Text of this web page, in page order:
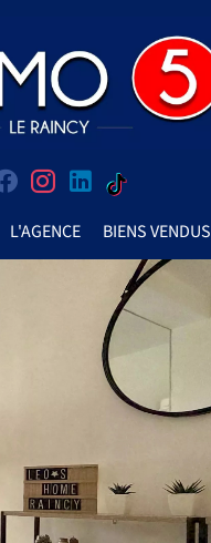
L'AGENCE BIENS VENDUS